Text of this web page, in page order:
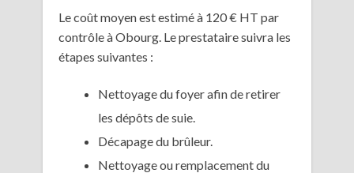
Le coût moyen est estimé à 120 € HT par
contrôle à Obourg. Le prestataire suivra les
étapes suivantes :
Nettoyage du foyer afin de retirer
les dépôts de suie.
Décapage du brûleur.
Nettoyage ou remplacement du